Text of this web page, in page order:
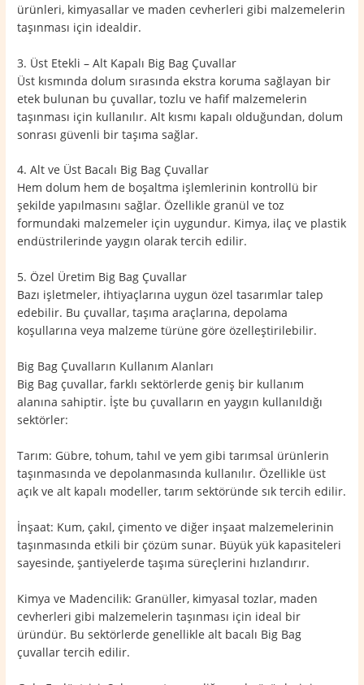
ürünleri, kimyasallar ve maden cevherleri gibi malzemelerin
taşınması için idealdir.
3. Üst Etekli – Alt Kapalı Big Bag Çuvallar
Üst kısmında dolum sırasında ekstra koruma sağlayan bir
etek bulunan bu çuvallar, tozlu ve hafif malzemelerin
taşınması için kullanılır. Alt kısmı kapalı olduğundan, dolum
sonrası güvenli bir taşıma sağlar.
4. Alt ve Üst Bacalı Big Bag Çuvallar
Hem dolum hem de boşaltma işlemlerinin kontrollü bir
şekilde yapılmasını sağlar. Özellikle granül ve toz
formundaki malzemeler için uygundur. Kimya, ilaç ve plastik
endüstrilerinde yaygın olarak tercih edilir.
5. Özel Üretim Big Bag Çuvallar
Bazı işletmeler, ihtiyaçlarına uygun özel tasarımlar talep
edebilir. Bu çuvallar, taşıma araçlarına, depolama
koşullarına veya malzeme türüne göre özelleştirilebilir.
Big Bag Çuvalların Kullanım Alanları
Big Bag çuvallar, farklı sektörlerde geniş bir kullanım
alanına sahiptir. İşte bu çuvalların en yaygın kullanıldığı
sektörler:
Tarım: Gübre, tohum, tahıl ve yem gibi tarımsal ürünlerin
taşınmasında ve depolanmasında kullanılır. Özellikle üst
açık ve alt kapalı modeller, tarım sektöründe sık tercih edilir.
İnşaat: Kum, çakıl, çimento ve diğer inşaat malzemelerinin
taşınmasında etkili bir çözüm sunar. Büyük yük kapasiteleri
sayesinde, şantiyelerde taşıma süreçlerini hızlandırır.
Kimya ve Madencilik: Granüller, kimyasal tozlar, maden
cevherleri gibi malzemelerin taşınması için ideal bir
üründür. Bu sektörlerde genellikle alt bacalı Big Bag
çuvallar tercih edilir.